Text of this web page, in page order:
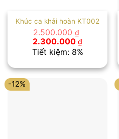
Khúc ca khải hoàn KT002
2.500.000₫
Giá
gốc
là:
2.300.000 ₫Giá
hiện
tại
Tiết kiệm: 8%
-12%